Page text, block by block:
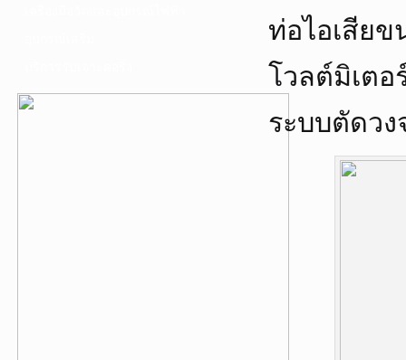
ท่อไอเสีย
โวลต์มิเตอ
ระบบตัดว